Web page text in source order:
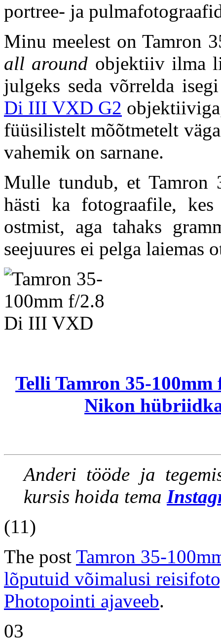
portree- ja
Minu meelest on Tamron
all around objektiiv ilma
julgeks seda võrrelda
Di III VXD G2
füüsilistelt mõõtmetelt
vahemik on sarnane.
Mulle tundub, et
hästi ka fotograafile,
ostmist, aga tahaks
seejuures ei pelga laiemas
Telli Tamron 35-
Nikon
Anderi tööde ja
kursis hoida tema
(11)
The post Tamron 35-
lõputuid võimalusi
Photopointi ajaveeb.
03